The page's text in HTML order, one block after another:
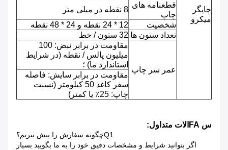
چاپگر
میکرو
قطعنامه های
چاپ
8 نقطه در میلی متر
شخصیت
12 * 24 نقطه و 24 * 48 نقطه
تعداد ستون ها 32 ستون / خط
عمر سر چاپ
مقاومت در برابر نبض: 100
میلیون پالس / نقطه (در شرایط
استاندارد ما) ؛
مقاومت در برابر سایش: فاصله
سفر کاغذ 50 کیلومتر (نسبت
چاپ: 25٪ یا کمتر)
س FAالات متداول:
Q1چگونه سفارش را پیش ببریم؟
اگر بتوانید شرایط و مشخصات دقیق خود را به ما بگویید بسیار